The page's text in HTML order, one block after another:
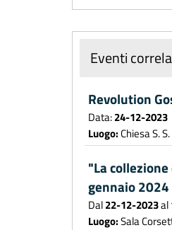
Eventi
Revolution
Data:24-12-2023
Luogo:Chiesa S.
"La
gennaio 2024
Dal22-12-2023al
Luogo:Sala